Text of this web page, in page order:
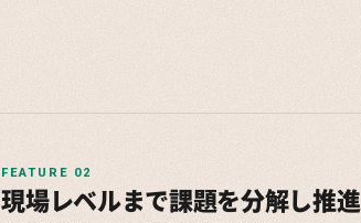
FEATURE 02
現場レベルまで課題を分解し推進